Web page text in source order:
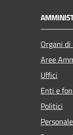
Organi di
Aree
Uffici
Enti e
Politici